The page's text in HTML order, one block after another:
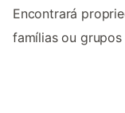
Encontrará
famílias ou grupos